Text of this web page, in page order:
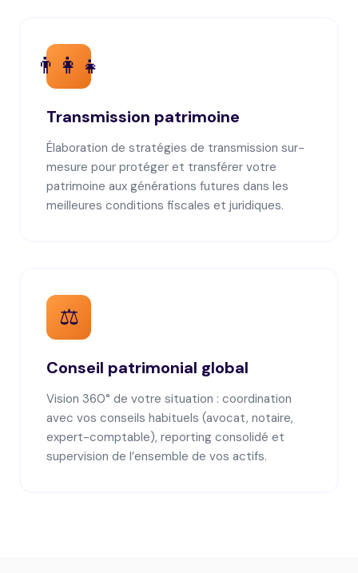
👨‍👩‍👧
Transmission patrimoine
Élaboration de stratégies de transmission sur-
mesure pour protéger et transférer votre
patrimoine aux générations futures dans les
meilleures conditions fiscales et juridiques.
⚖️
Conseil patrimonial global
Vision 360° de votre situation : coordination
avec vos conseils habituels (avocat, notaire,
expert-comptable), reporting consolidé et
supervision de l’ensemble de vos actifs.